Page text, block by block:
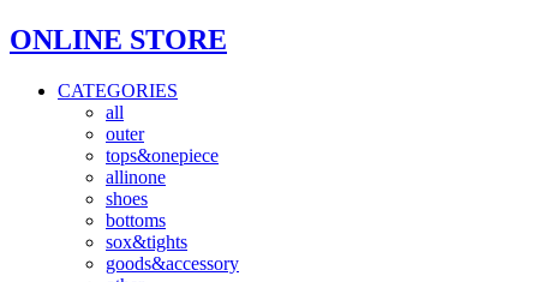
ONLINE STORE
CATEGORIES
all
outer
tops&onepiece
allinone
shoes
bottoms
sox&tights
goods&accessory